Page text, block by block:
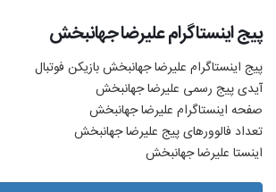
پیج اینستاگرام علیرضا جهانبخش
پیج اینستاگرام علیرضا جهانبخش بازیکن فوتبال
آیدی پیج رسمی علیرضا جهانبخش
صفحه اینستاگرام علیرضا جهانبخش
تعداد فالوورهای پیج علیرضا جهانبخش
اینستا علیرضا جهانبخش